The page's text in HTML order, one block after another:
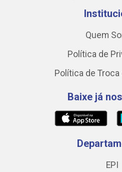
Quem
Política de
Política de
Baixe já
EPI